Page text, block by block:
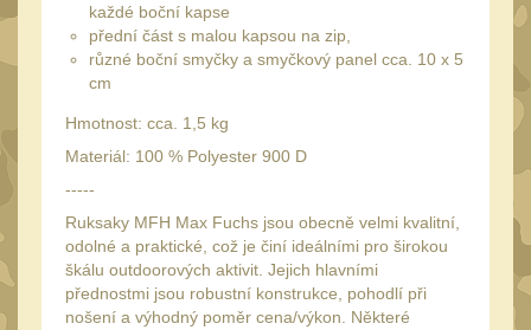
Stehenní pouzdra
Pouzdra na svítilny
Puzdrá na mapy 24
Cestovné púzdra29
Peněženky
Doplňky 378
Ramenní popruhy a
vycpávky
každé boční kapse
přední část s malou kapsou na zip,
různé boční smyčky a smyčkový panel cca. 10 x 5
cm
Hmotnost: cca. 1,5 kg
Materiál: 100 % Polyester 900 D
-----
Ruksaky MFH Max Fuchs jsou obecně velmi kvalitní,
odolné a praktické, což je činí ideálními pro širokou
škálu outdoorových aktivit. Jejich hlavními
přednostmi jsou robustní konstrukce, pohodlí při
nošení a výhodný poměr cena/výkon. Některé